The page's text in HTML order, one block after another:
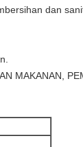
dan
MAKANAN,